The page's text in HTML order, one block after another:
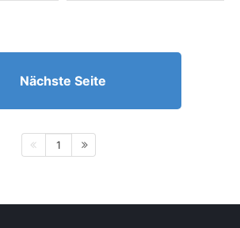
Nächste Seite
1